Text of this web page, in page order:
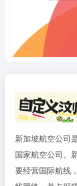
新加坡航空公司
国家航空公司。
要经营国际航线